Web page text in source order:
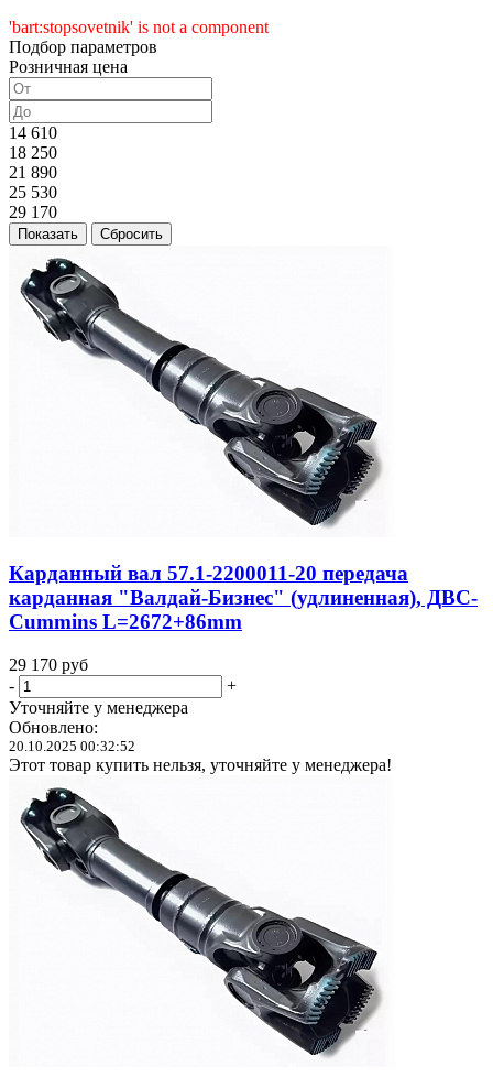
'bart:stopsovetnik' is not a component
Подбор параметров
Розничная цена
14 610
18 250
21 890
25 530
29 170
Показать Сбросить
Карданный вал 57.1-2200011-20 передача
карданная "Валдай-Бизнес" (удлиненная), ДВС-
Cummins L=2672+86mm
29 170 руб
-
+
Уточняйте у менеджера
Обновлено:
20.10.2025 00:32:52
Этот товар купить нельзя, уточняйте у менеджера!